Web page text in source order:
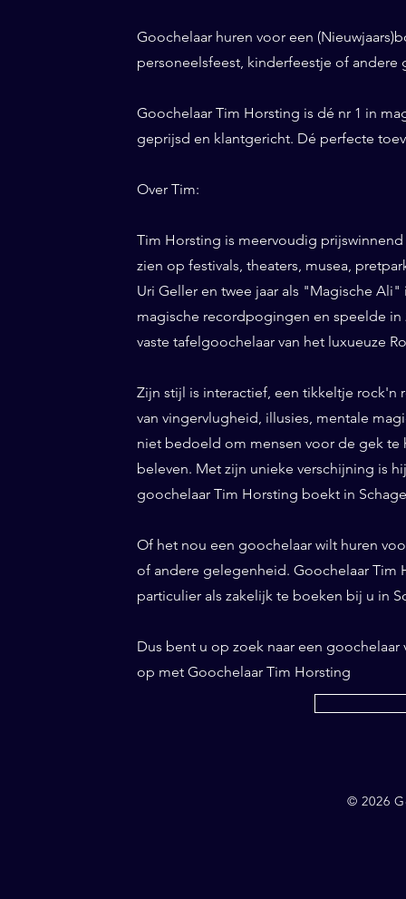
Goochelaar huren voor een
personeelsfeest, kinderfeestje of andere
Goochelaar Tim Horsting is dé nr 1 in
geprijsd en klantgericht. Dé perfecte
Over Tim:
Tim Horsting is meervoudig
zien op festivals, theaters, musea,
Uri Geller en twee jaar als "Magische
magische recordpogingen en speelde in
vaste tafelgoochelaar van het luxueuze
Zijn stijl is interactief, een tikkeltje rock'n
van vingervlugheid, illusies, mentale
niet bedoeld om mensen voor de gek te
beleven. Met zijn unieke verschijning is
goochelaar Tim Horsting boekt in
Of het nou een goochelaar wilt huren
of andere gelegenheid. Goochelaar Tim
particulier als zakelijk te boeken bij u in
Dus bent u op zoek naar een
op met Goochelaar Tim Horsting
© 2026